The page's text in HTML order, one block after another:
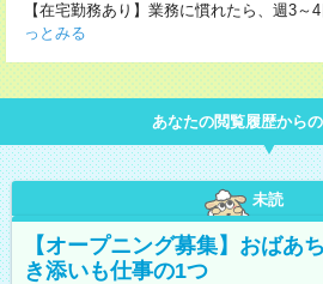
【在宅勤務あり】業務に慣れたら、週3～
っとみる
あなたの閲覧履歴から
未読
【オープニング募集】おばあ
き添いも仕事の1つ